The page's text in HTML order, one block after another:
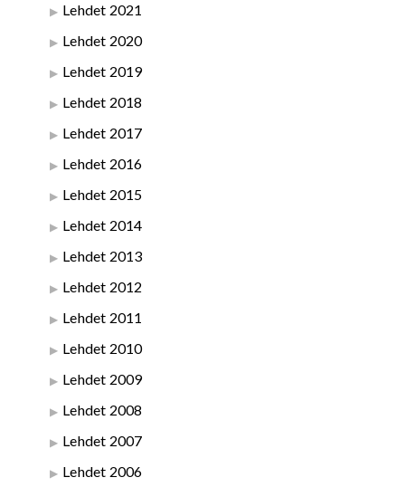
Lehdet 2021
Lehdet 2020
Lehdet 2019
Lehdet 2018
Lehdet 2017
Lehdet 2016
Lehdet 2015
Lehdet 2014
Lehdet 2013
Lehdet 2012
Lehdet 2011
Lehdet 2010
Lehdet 2009
Lehdet 2008
Lehdet 2007
Lehdet 2006